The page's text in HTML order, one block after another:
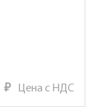
₽ Цена с НДС